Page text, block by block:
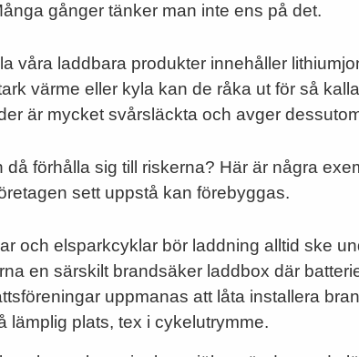
gånger tänker man inte ens på det.
våra laddbara produkter innehåller
värme eller kyla kan de råka ut för så
är mycket svårsläckta och avger
då förhålla sig till riskerna? Här är några
sett uppstå kan förebyggas.
och elsparkcyklar bör laddning alltid ske
en särskilt brandsäker laddbox där
uppmanas att låta installera
lämplig plats, tex i cykelutrymme.